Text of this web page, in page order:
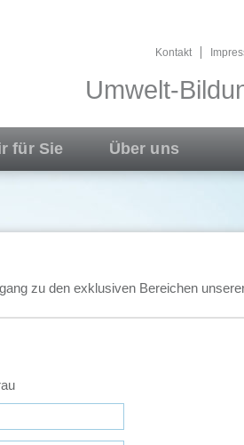
Kontakt
Umwelt-
für Sie Über uns
zu den exklusiven Bereichen